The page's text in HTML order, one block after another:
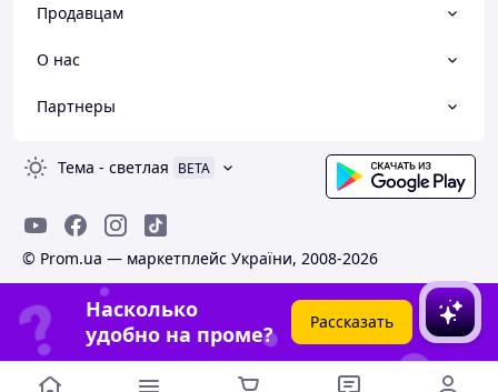
Продавцам
О нас
Партнеры
Тема - светлая BETA
© Prom.ua — маркетплейс України, 2008-2026
Насколько
удобно на проме?
Рассказать